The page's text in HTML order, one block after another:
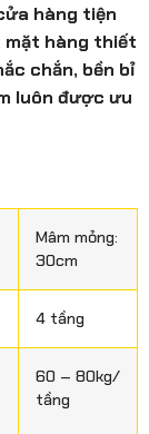
hàng tiện
mặt hàng thiết
chắn, bền bỉ
luôn được ưu
Mâm mỏng:
30cm
4 tầng
60 – 80kg/
tầng